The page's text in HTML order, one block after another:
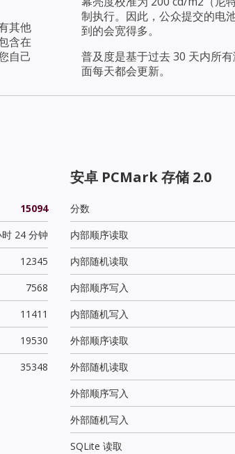
其他
含在
自己
制执行。因此，公众提交的电
到的会宽得多。
普及度是基于过去 30 天内所
面每天都会更新。
15094
24 分钟
12345
7568
11411
19530
35348
安卓 PCMark 存储 2.0
分数
内部顺序读取
内部随机读取
内部顺序写入
内部随机写入
外部顺序读取
外部随机读取
外部顺序写入
外部随机写入
SQLite 读取